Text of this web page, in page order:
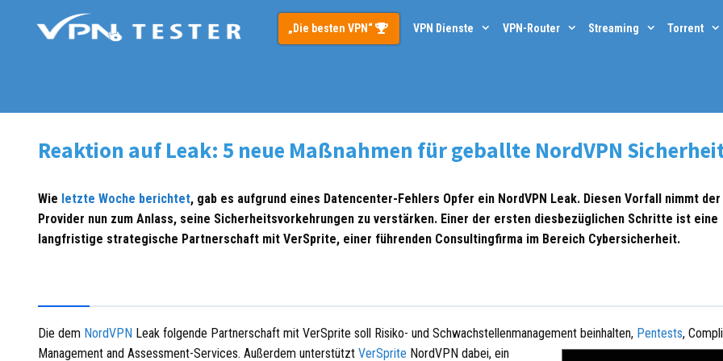
„Die besten VPN“ VPN Dienste VPN-Router Streaming Torrent
Reaktion auf Leak: 5 neue Maßnahmen für geballte NordVPN
Wie letzte Woche berichtet, gab es aufgrund eines Datencenter-Fehlers Opfer ein NordVPN Leak. Diesen Vorfall nimmt
Provider nun zum Anlass, seine Sicherheitsvorkehrungen zu verstärken. Einer der ersten diesbezüglichen Schritte ist eine
langfristige strategische Partnerschaft mit VerSprite, einer führenden Consultingfirma im Bereich Cybersicherheit.
Die dem NordVPN Leak folgende Partnerschaft mit VerSprite soll Risiko- und Schwachstellenmanagement beinhalten, Pentests,
Management and Assessment-Services. Außerdem unterstützt VerSprite NordVPN dabei, ein